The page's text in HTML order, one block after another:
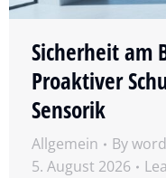
Sicherheit am
Proaktiver
Sensorik
Allgemein By
5. August 2026